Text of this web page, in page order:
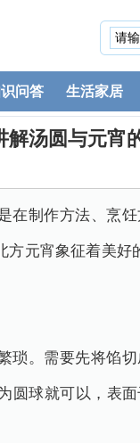
问答 生活家居
汤圆与元宵
在制作方法、烹
元宵象征着美好
琐。需要先将馅
圆球就可以，表